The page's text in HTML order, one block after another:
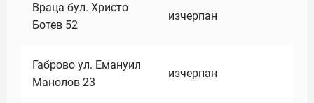
Враца бул. Христо
Ботев 52
изчерпан
Габрово ул. Емануил
Манолов 23
изчерпан